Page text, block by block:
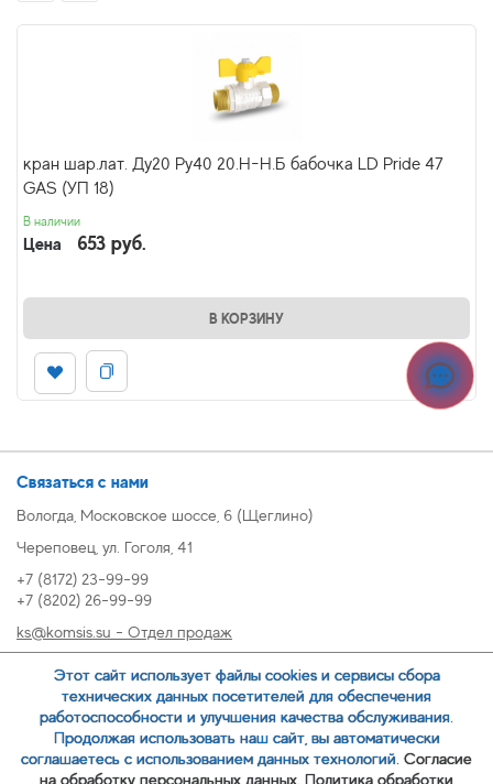
кран шар.лат. Ду20 Py40 20.Н-Н.Б бабочка LD Pride 47
GAS (УП 18)
В наличии
Цена 653 руб.
В КОРЗИНУ
Связаться с нами
Вологда, Московское шоссе, 6 (Щеглино)
Череповец, ул. Гоголя, 41
+7 (8172) 23-99-99
+7 (8202) 26-99-99
ks@komsis.su - Отдел продаж
oz@komsis.su - Отдел закупок
ЗАКАЗАТЬ ЗВОНОК
Этот сайт использует файлы cookies и сервисы сбора
технических данных посетителей для обеспечения
работоспособности и улучшения качества обслуживания.
Продолжая использовать наш сайт, вы автоматически
соглашаетесь с использованием данных технологий. Согласие
на обработку персональных данных. Политика обработки